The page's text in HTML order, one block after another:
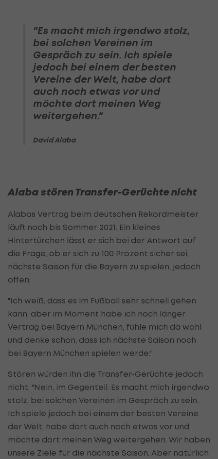
"Es macht mich irgendwo stolz,
bei solchen Vereinen im
Gespräch zu sein. Ich spiele
jedoch bei einem der besten
Vereine der Welt, habe dort
auch noch etwas vor und
möchte dort meinen Weg
weitergehen."
David Alaba
Alaba stören Transfer-Gerüchte nicht
Alabas Vertrag beim deutschen Rekordmeister
läuft noch bis Sommer 2021. Ein kleines
Hintertürchen lässt er sich bei der Antwort auf
die Frage, ob er sich zu 100 Prozent sicher sei,
nächste Saison für die Bayern zu spielen, jedoch
offen:
"Ich weiß, dass es im Fußball sehr schnell gehen
kann, aber im Moment habe ich noch länger
Vertrag bei Bayern München, fühle mich da wohl
und denke schon, dass ich nächste Saison noch
bei Bayern München spielen werde."
Stören würden ihn die Transfer-Gerüchte jedoch
nicht: "Nein, im Gegenteil. Es macht mich irgendwo
stolz, bei solchen Vereinen im Gespräch zu sein.
Ich spiele jedoch bei einem der besten Vereine
der Welt, habe dort auch noch etwas vor und
möchte dort meinen Weg weitergehen. Wir haben
unsere Ziele für die nächste Saison. Aber natürlich